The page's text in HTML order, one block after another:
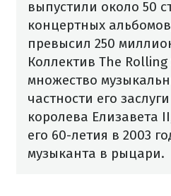
выпустили около 50
концертных
превысил 250
Коллектив The
множество
частности его
королева Елизавета
его 60-летия в 2003
музыканта в рыцари.